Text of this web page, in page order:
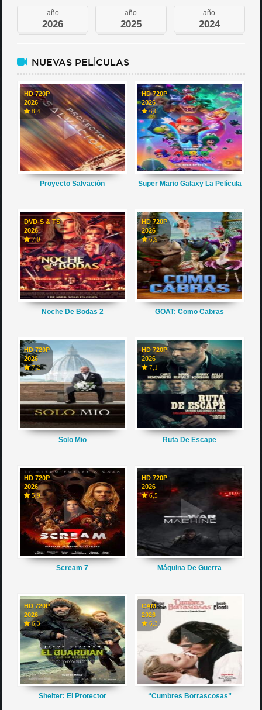
año
2026
año
2025
año
2024
NUEVAS PELÍCULAS
HD 720P
2026
8,4
Proyecto Salvación
HD 720P
2026
6,6
Super Mario Galaxy La Película
DVD-S & TS
2026
7,0
Noche De Bodas 2
HD 720P
2026
6,9
GOAT: Como Cabras
HD 720P
2026
7,2
Solo Mio
HD 720P
2026
7,1
Ruta De Escape
HD 720P
2026
5,9
Scream 7
HD 720P
2026
6,5
Máquina De Guerra
HD 720P
2026
6,3
Shelter: El Protector
CAM
2026
6,3
“Cumbres Borrascosas”